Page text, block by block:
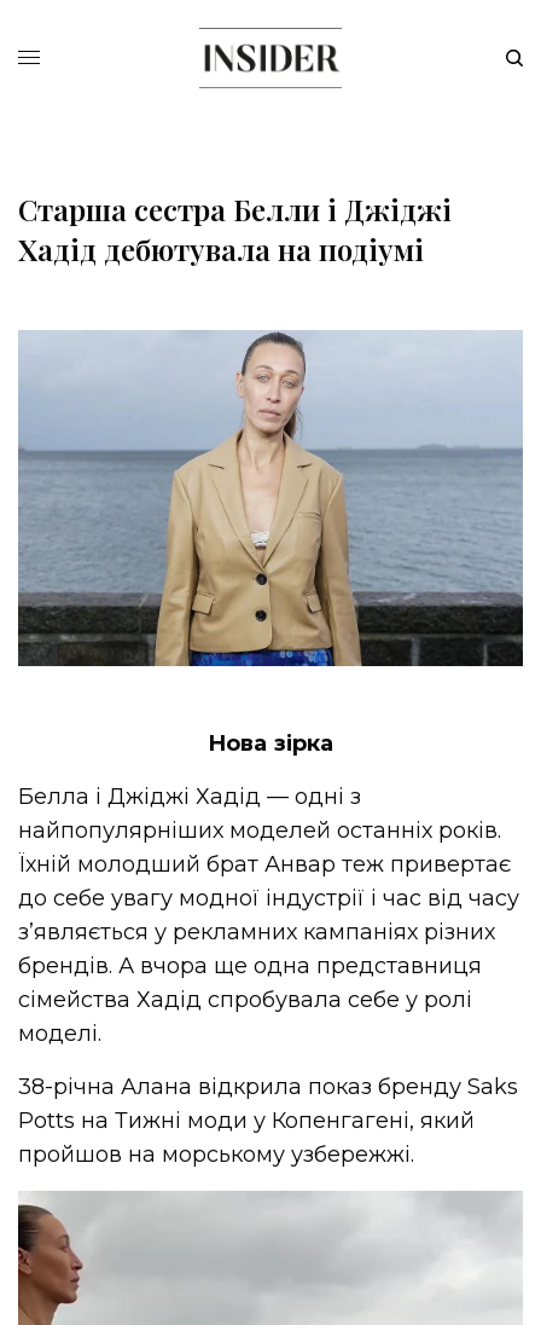
Старша сестра Белли і Джіджі
Хадід дебютувала на подіумі
Нова зірка
Белла і Джіджі Хадід — одні з
найпопулярніших моделей останніх років.
Їхній молодший брат Анвар теж привертає
до себе увагу модної індустрії і час від часу
з’являється у рекламних кампаніях різних
брендів. А вчора ще одна представниця
сімейства Хадід спробувала себе у ролі
моделі.
38-річна Алана відкрила показ бренду Saks
Potts на Тижні моди у Копенгагені, який
пройшов на морському узбережжі.